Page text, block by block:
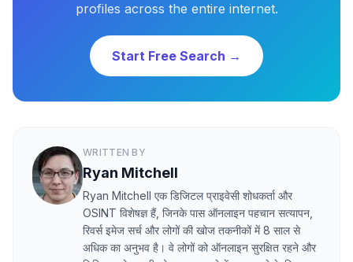
profiles across the entire internet.
Start Free Search →
WRITTEN BY
Ryan Mitchell
Ryan Mitchell एक डिजिटल प्राइवेसी शोधकर्ता और
OSINT विशेषज्ञ हैं, जिनके पास ऑनलाइन पहचान सत्यापन,
रिवर्स इमेज सर्च और लोगों की खोज तकनीकों में 8 साल से
अधिक का अनुभव है। वे लोगों को ऑनलाइन सुरक्षित रहने और